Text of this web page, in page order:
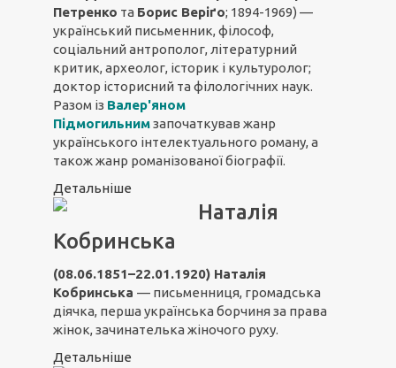
Петренко та Борис Веріґо; 1894-1969) —
український письменник, філософ,
соціальний антрополог, літературний
критик, археолог, історик і культуролог;
доктор історисний та філологічних наук.
Разом із Валер'яном
Підмогильнимзапочаткував жанр
українського інтелектуального роману, а
також жанр романізованої біографії.
Детальніше
Наталія
Кобринська
(08.06.1851–22.01.1920) Наталія
Кобринська — письменниця, громадська
діячка, перша українська борчиня за права
жінок, зачинателька жіночого руху.
Детальніше